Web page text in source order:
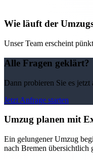
Wie läuft der
Unser Team erscheint
Alle Fragen geklärt?
Dann probieren Sie es
Jetzt Anfrage starten
Umzug planen mit
Ein gelungener Umzug
nach Bremen übersichtlich